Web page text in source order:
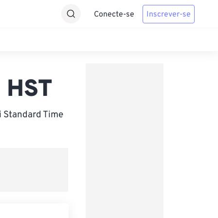
Conecte-se Inscrever-se
Standard Time